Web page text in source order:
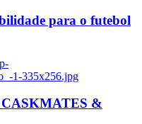
para o futebol
1-335x256.jpg
&